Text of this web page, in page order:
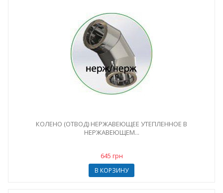
КОЛЕНО (ОТВОД) НЕРЖАВЕЮЩЕЕ УТЕПЛЕННОЕ В
НЕРЖАВЕЮЩЕМ...
645 грн
В КОРЗИНУ